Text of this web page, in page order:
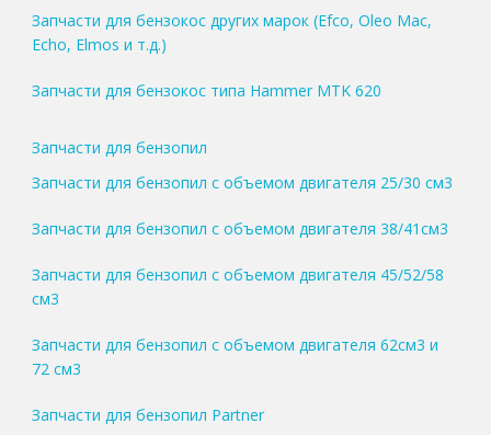
Запчасти для бензокос других марок (Efco, Oleo Mac,
Echo, Elmos и т.д.)
Запчасти для бензокос типа Hammer MTK 620
Запчасти для бензопил
Запчасти для бензопил с объемом двигателя 25/30 см3
Запчасти для бензопил с объемом двигателя 38/41см3
Запчасти для бензопил с объемом двигателя 45/52/58
см3
Запчасти для бензопил с объемом двигателя 62см3 и
72 см3
Запчасти для бензопил Partner